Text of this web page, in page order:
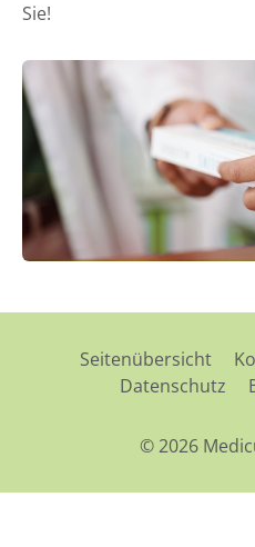
Sie!
Seitenübersicht
Datenschutz
© 2026